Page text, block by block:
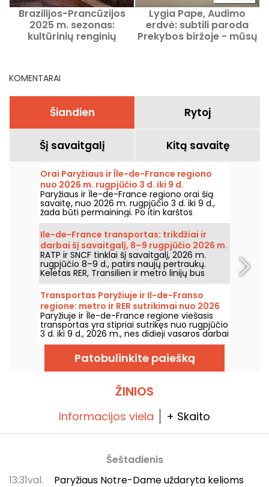
Brazilijos-Prancūzijos
2025 m. sezonas:
kultūrinių renginių
Lygia Pape, Audimo
erdvė: subtili paroda
Prekybos biržoje - mūsų
KOMENTARAI
Šiandien Rytoj
Šį savaitgalį Kitą savaitę
Orai Paryžiaus ir Île-de-France regiono
nuo 2026 m. rugpjūčio 3 d. iki 9 d.
Paryžiaus ir Île-de-France regiono orai šią
savaitę, nuo 2026 m. rugpjūčio 3 d. iki 9 d.,
žada būti permainingi. Po itin karštos
pirmadienio, kai buvo rizika perkūnijų,
temperatūros laikysis palaipsniui kris, kol grįš
šiltesnis ir saulėtas oras savaitgalį.
Ile-de-France transportas: trikdžiai ir
darbai šį savaitgalį, 8–9 rugpjūčio 2026 m.
RATP ir SNCF tinklai šį savaitgalį, 2026 m.
rugpjūčio 8–9 d., patirs naujų pertraukų.
Keletas RER, Transilien ir metro linijų bus
paveiktos darbų ir laikino sustojimo;
pateikiame viską, ką reikia žinoti, kad
galėtumėte iš anksto suplanuoti keliones.
Transportas Paryžiuje ir Il-de-Franso
regione: metro ir RER sutrikimai nuo 2026
m. rugpjūčio 3 d. iki 9 d.
Paryžiuje ir Île-de-France regione viešasis
transportas yra stipriai sutrikęs nuo rugpjūčio
3 d. iki 9 d., 2026 m., nes didieji vasaros darbai
itin smarkiai paveikia kai kurias linijas,
praneša RATP ir SNCF.
Patobulinkite paiešką
ŽINIOS
Informacijos viela + Skaito
Šeštadienis
13:31val.
Paryžiaus Notre-Dame uždaryta kelioms